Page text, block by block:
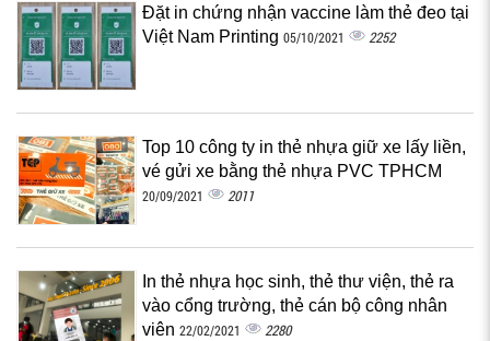
Đặt in chứng nhận vaccine làm thẻ đeo tại
Việt Nam Printing 05/10/2021 2252
Top 10 công ty in thẻ nhựa giữ xe lấy liền,
vé gửi xe bằng thẻ nhựa PVC TPHCM
20/09/2021 2011
In thẻ nhựa học sinh, thẻ thư viện, thẻ ra
vào cổng trường, thẻ cán bộ công nhân
viên 22/02/2021 2280